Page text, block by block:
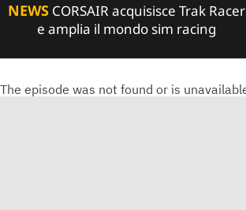
NEWSCORSAIR acquisisce Trak Racer
e amplia il mondo sim racing